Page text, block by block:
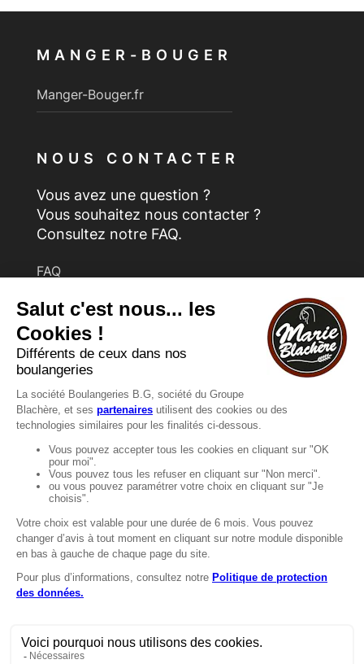
MANGER-BOUGER
Manger-Bouger.fr
NOUS CONTACTER
Vous avez une question ?
Vous souhaitez nous contacter ?
Consultez notre FAQ.
FAQ
Recrutement
MENTIONS
Mentions légales
Protection des données
LignÉthique
Caractéristiques environnementales des
emballages